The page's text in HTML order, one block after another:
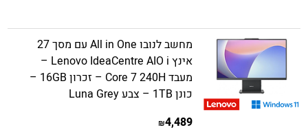
מחשב לנובו All in One עם מסך 27
אינץ Lenovo IdeaCentre AIO i –
מעבד Core 7 240H – זכרון 16GB –
כונן 1TB – צבע Luna Grey
4,489
₪